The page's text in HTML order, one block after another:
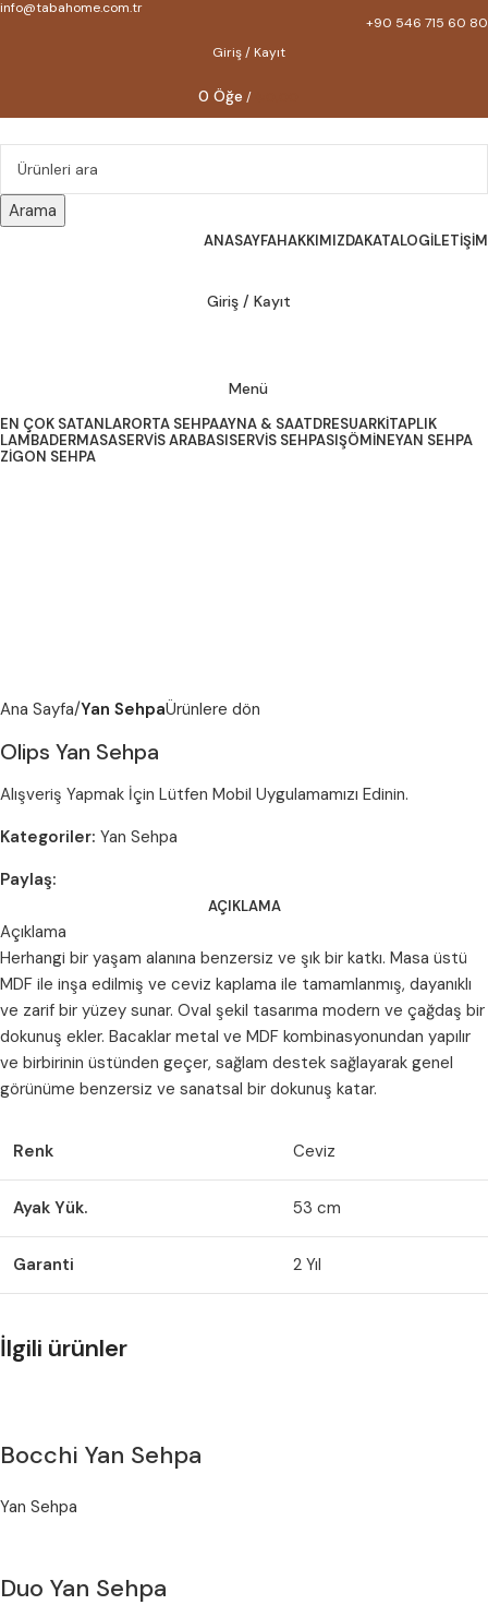
info@tabahome.com.tr
+90 546 715 60 80
Giriş / Kayıt
0 Öğe /
Arama
ANASAYFAHAKKIMIZDAKATALOGİLETIŞIM
Giriş / Kayıt
Menü
EN ÇOK SATANLARORTA SEHPAAYNA & SAATDRESUARKITAPLIK
LAMBADERMASASERVIS ARABASISERVIS SEHPASIŞÖMINEYAN SEHPA
ZIGON SEHPA
Ana Sayfa Yan SehpaÜrünlere dön
Olips Yan Sehpa
Alışveriş Yapmak İçin Lütfen Mobil Uygulamamızı Edinin.
Kategoriler: Yan Sehpa
Paylaş:
AÇIKLAMA
Açıklama
Herhangi bir yaşam alanına benzersiz ve şık bir katkı. Masa üstü
MDF ile inşa edilmiş ve ceviz kaplama ile tamamlanmış, dayanıklı
ve zarif bir yüzey sunar. Oval şekil tasarıma modern ve çağdaş bir
dokunuş ekler. Bacaklar metal ve MDF kombinasyonundan yapılır
ve birbirinin üstünden geçer, sağlam destek sağlayarak genel
görünüme benzersiz ve sanatsal bir dokunuş katar.
Renk Ceviz
Ayak Yük. 53 cm
Garanti 2 Yıl
İlgili ürünler
Bocchi Yan Sehpa
Yan Sehpa
Duo Yan Sehpa